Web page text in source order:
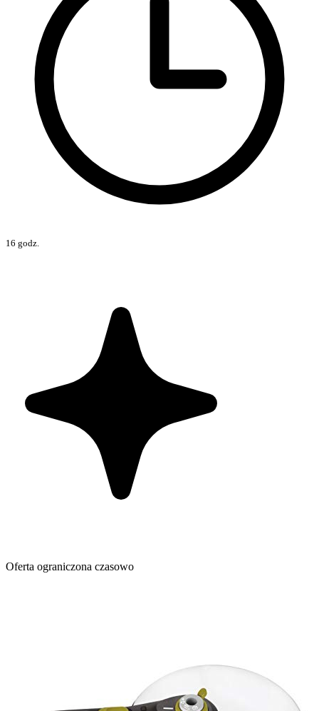
16 godz.
Oferta ograniczona czasowo